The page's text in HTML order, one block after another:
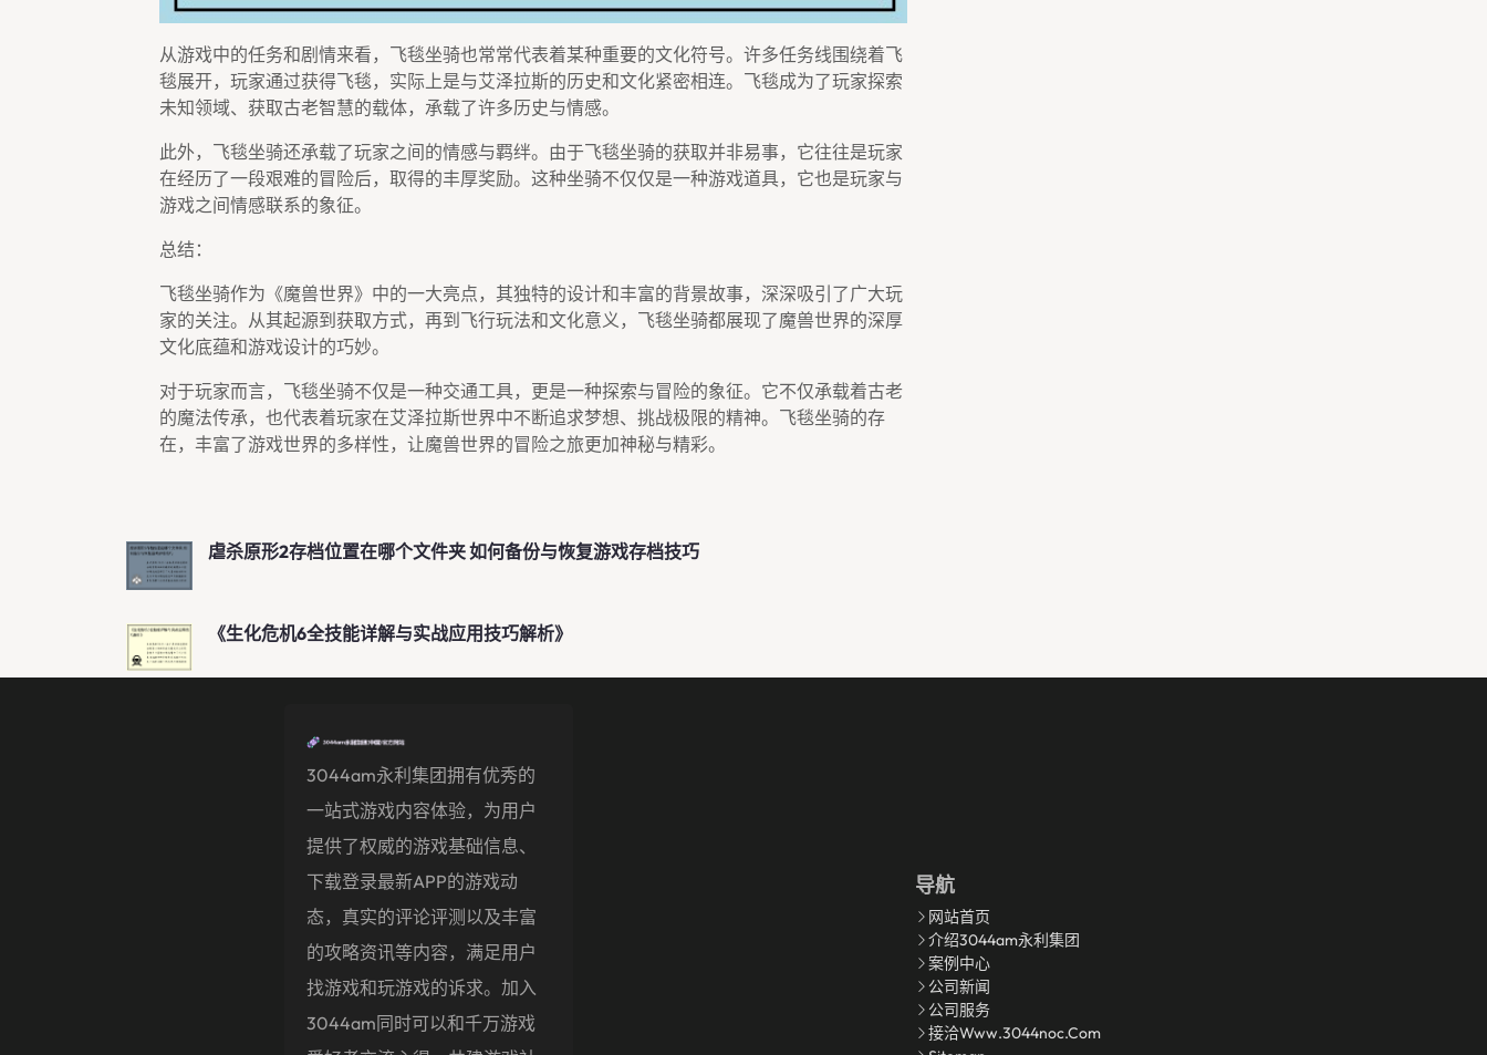
从游戏中的任务和剧情来看，飞毯坐骑也常常代表着某种重要的文化符号。许多任务线围绕着飞
毯展开，玩家通过获得飞毯，实际上是与艾泽拉斯的历史和文化紧密相连。飞毯成为了玩家探索
未知领域、获取古老智慧的载体，承载了许多历史与情感。
此外，飞毯坐骑还承载了玩家之间的情感与羁绊。由于飞毯坐骑的获取并非易事，它往往是玩家
在经历了一段艰难的冒险后，取得的丰厚奖励。这种坐骑不仅仅是一种游戏道具，它也是玩家与
游戏之间情感联系的象征。
总结：
飞毯坐骑作为《魔兽世界》中的一大亮点，其独特的设计和丰富的背景故事，深深吸引了广大玩
家的关注。从其起源到获取方式，再到飞行玩法和文化意义，飞毯坐骑都展现了魔兽世界的深厚
文化底蕴和游戏设计的巧妙。
对于玩家而言，飞毯坐骑不仅是一种交通工具，更是一种探索与冒险的象征。它不仅承载着古老
的魔法传承，也代表着玩家在艾泽拉斯世界中不断追求梦想、挑战极限的精神。飞毯坐骑的存
在，丰富了游戏世界的多样性，让魔兽世界的冒险之旅更加神秘与精彩。
虐杀原形2存档位置在哪个文件夹 如何备份与恢复游戏存档技巧
《生化危机6全技能详解与实战应用技巧解析》
3044am永利集团拥有优秀的
一站式游戏内容体验，为用户
提供了权威的游戏基础信息、
下载登录最新APP的游戏动
态，真实的评论评测以及丰富
的攻略资讯等内容，满足用户
找游戏和玩游戏的诉求。加入
3044am同时可以和千万游戏
导航
网站首页
介绍3044am永利集团
案例中心
公司新闻
公司服务
接洽www.3044noc.com